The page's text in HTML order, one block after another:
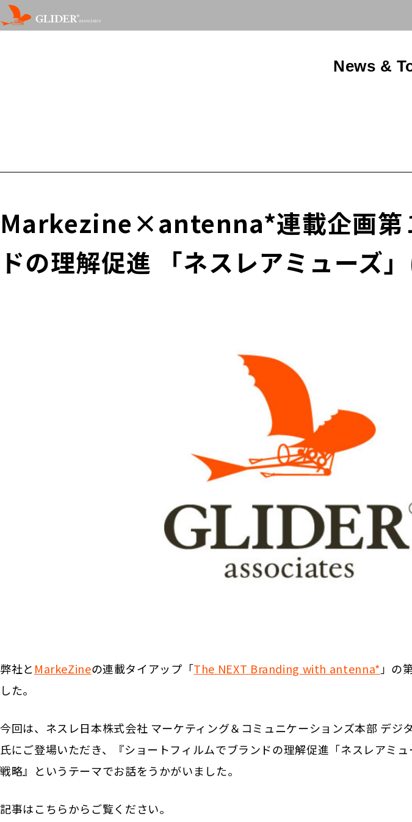
News &
Markezine×antenna*連載企画第
ドの理解促進 「ネスレアミューズ
弊社とMarkeZineの連載タイアップ「The NEXT Branding with antenna*」の
した。
今回は、ネスレ日本株式会社 マーケティング＆コミュニケーションズ本部 デ
氏にご登場いただき、『ショートフィルムでブランドの理解促進「ネスレアミ
戦略』というテーマでお話をうかがいました。
記事はこちらからご覧ください。